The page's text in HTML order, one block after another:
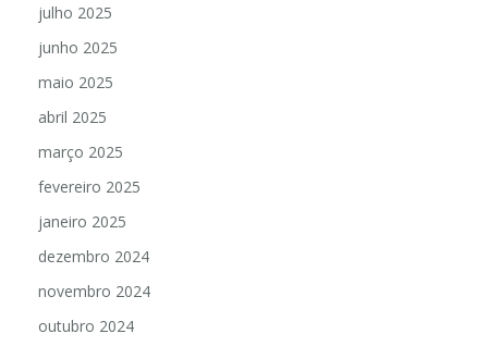
julho 2025
junho 2025
maio 2025
abril 2025
março 2025
fevereiro 2025
janeiro 2025
dezembro 2024
novembro 2024
outubro 2024